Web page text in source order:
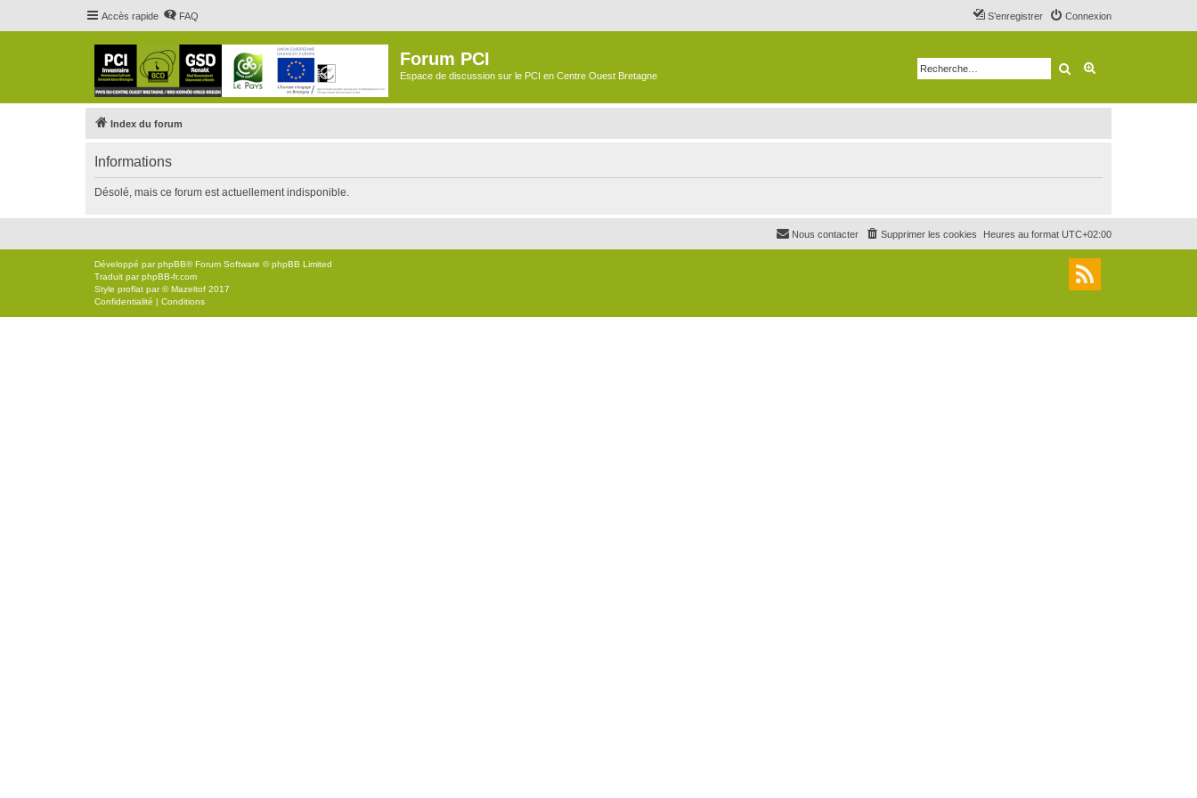
Accès rapide FAQ Connexion
S’enregistrer
Forum PCI
Espace de discussion sur le PCI en Centre Ouest Bretagne Rechercher
Index du forum
Informations
Désolé, mais ce forum est actuellement indisponible.
Heures au format UTC+02:00
Supprimer les cookies
Nous contacter
Développé parphpBB® Forum Software © phpBB Limited
Traduit parphpBB-fr.com
Style proflat par ©Mazeltof 2017
Confidentialité | Conditions